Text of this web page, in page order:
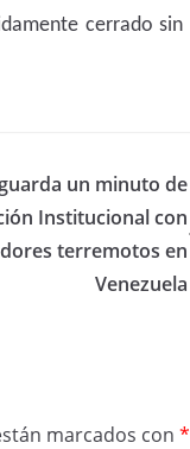
cerrado sin
un minuto de
Institucional con
terremotos en
Venezuela
marcados con *